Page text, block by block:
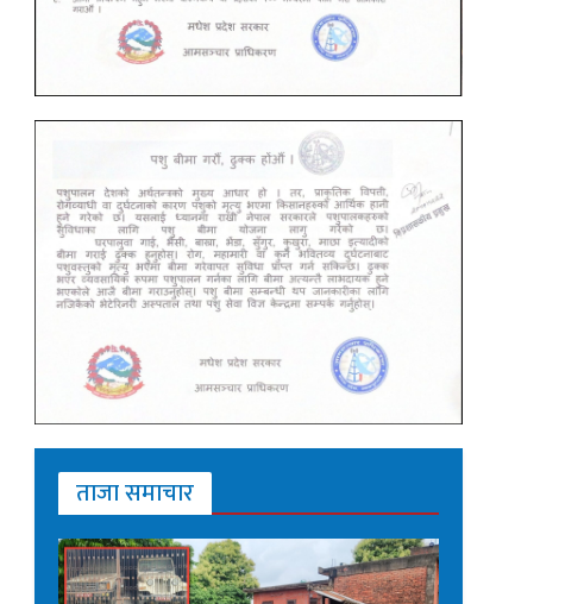
ताजा समाचार